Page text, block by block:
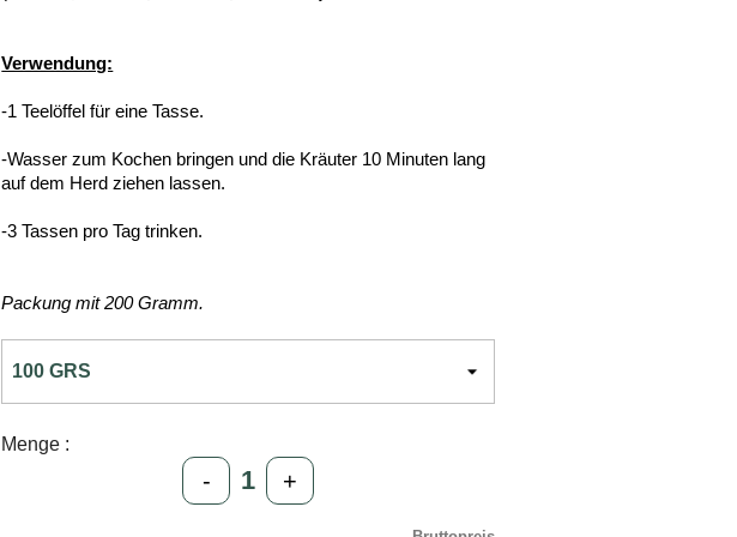
Verwendung:
-1 Teelöffel für eine Tasse.
-Wasser zum Kochen bringen und die Kräuter 10 Minuten lang
auf dem Herd ziehen lassen.
-3 Tassen pro Tag trinken.
Packung mit 200 Gramm.
Menge :
- +